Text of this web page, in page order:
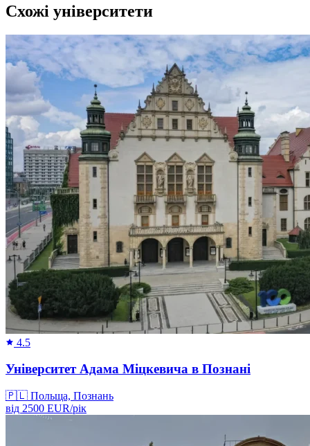
Схожі університети
4.5
Університет Адама Міцкевича в Познані
🇵🇱 Польща, Познань
від 2500 EUR/рік